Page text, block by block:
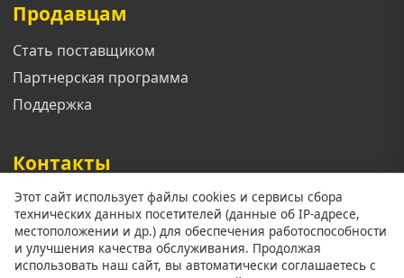
Продавцам
Стать поставщиком
Партнерская программа
Поддержка
Контакты
Телефон: +7 913 833 1461
Email: support@mgoroda.ru
Адрес: г. Красноярск ул. (Добавить позже)
Этот сайт использует файлы cookies и сервисы сбора
технических данных посетителей (данные об IP-адресе,
местоположении и др.) для обеспечения работоспособности
и улучшения качества обслуживания. Продолжая
использовать наш сайт, вы автоматически соглашаетесь с